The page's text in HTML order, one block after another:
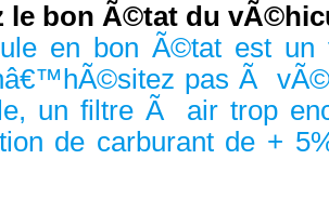
le bon Ã©tat du
en bon Ã©tat est un
pas Ã
un filtre Ã air trop
de carburant de +